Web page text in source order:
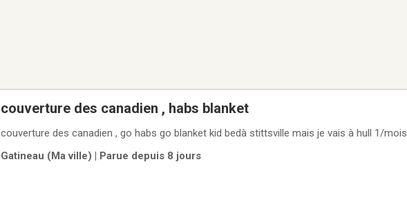
couverture des canadien , habs blanket
couverture des canadien , go habs go blanket kid bedà stittsville mais je vais à hull 1/mois
Gatineau (Ma ville) | Parue depuis 8 jours